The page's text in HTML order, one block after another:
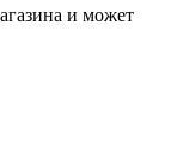
и может